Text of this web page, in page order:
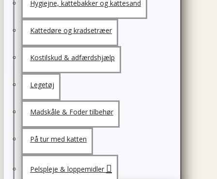
Hygiejne, kattebakker og kattesand
Kattedøre og kradsetræer
Kostilskud & adfærdshjælp
Legetøj
Madskåle & Foder tilbehør
På tur med katten
Pelspleje & loppemidler